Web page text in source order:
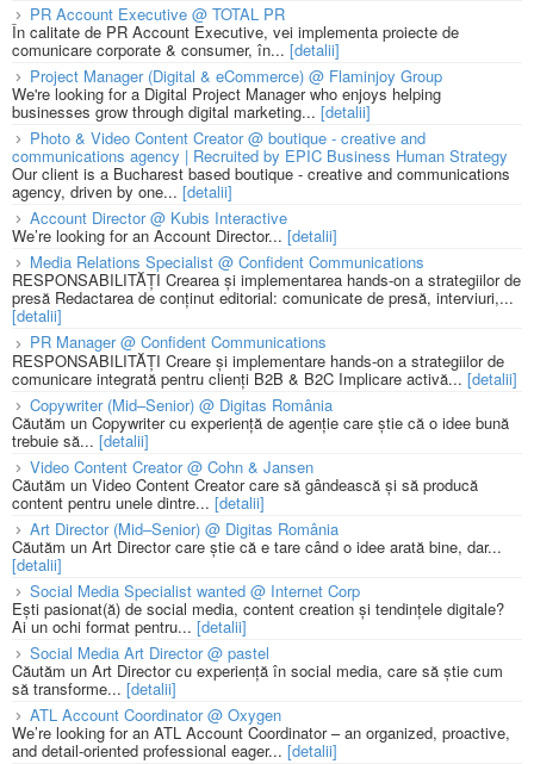
PR Account Executive @ TOTAL PR
În calitate de PR Account Executive, vei implementa proiecte de
comunicare corporate & consumer, în... [detalii]
Project Manager (Digital & eCommerce) @ Flaminjoy Group
We're looking for a Digital Project Manager who enjoys helping
businesses grow through digital marketing... [detalii]
Photo & Video Content Creator @ boutique - creative and
communications agency | Recruited by EPIC Business Human Strategy
Our client is a Bucharest based boutique - creative and communications
agency, driven by one... [detalii]
Account Director @ Kubis Interactive
We’re looking for an Account Director... [detalii]
Media Relations Specialist @ Confident Communications
RESPONSABILITĂȚI Crearea și implementarea hands-on a strategiilor de
presă Redactarea de conținut editorial: comunicate de presă, interviuri,...
[detalii]
PR Manager @ Confident Communications
RESPONSABILITĂȚI Creare și implementare hands-on a strategiilor de
comunicare integrată pentru clienți B2B & B2C Implicare activă... [detalii]
Copywriter (Mid–Senior) @ Digitas România
Căutăm un Copywriter cu experiență de agenție care știe că o idee bună
trebuie să... [detalii]
Video Content Creator @ Cohn & Jansen
Căutăm un Video Content Creator care să gândească și să producă
content pentru unele dintre... [detalii]
Art Director (Mid–Senior) @ Digitas România
Căutăm un Art Director care știe că e tare când o idee arată bine, dar...
[detalii]
Social Media Specialist wanted @ Internet Corp
Ești pasionat(ă) de social media, content creation și tendințele digitale?
Ai un ochi format pentru... [detalii]
Social Media Art Director @ pastel
Căutăm un Art Director cu experiență în social media, care să știe cum
să transforme... [detalii]
ATL Account Coordinator @ Oxygen
We’re looking for an ATL Account Coordinator – an organized, proactive,
and detail-oriented professional eager... [detalii]